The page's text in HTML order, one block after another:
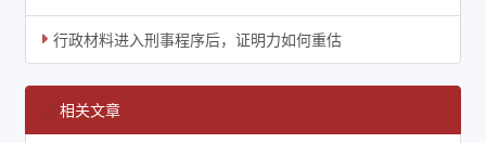
行政材料进入刑事程序后，证明力如何重估
相关文章